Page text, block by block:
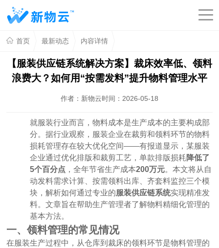
首页 最新动态 内容详情
【服装供应链系统解决方案】裁床效率低、领料
浪费大？如何用“按需发料”提升物料管理水平
作者：新物云时间：2026-05-18
就服装行业而言 ，物料成本是生产成本的主要构成部
分。据行业观察，服装企业在裁剪和领料环节的物料
损耗管理存在较大优化空间——有报道显示，某服装
企业通过优化排版和裁剪工艺，单款排版损耗降低了
5个百分点 ，全年节省生产成本200万元。本文将从自
动发料需求计算、按需领料出库、齐套料监控三个模
块，解析如何通过专业的 服装供应链系统实现精准发
料。文章旨在帮助生产管理者了解物料精细化管理的
基本方法。
一、领料管理的常见情况
在服装生产过程中，从仓库到裁床的领料环节是物料管理的